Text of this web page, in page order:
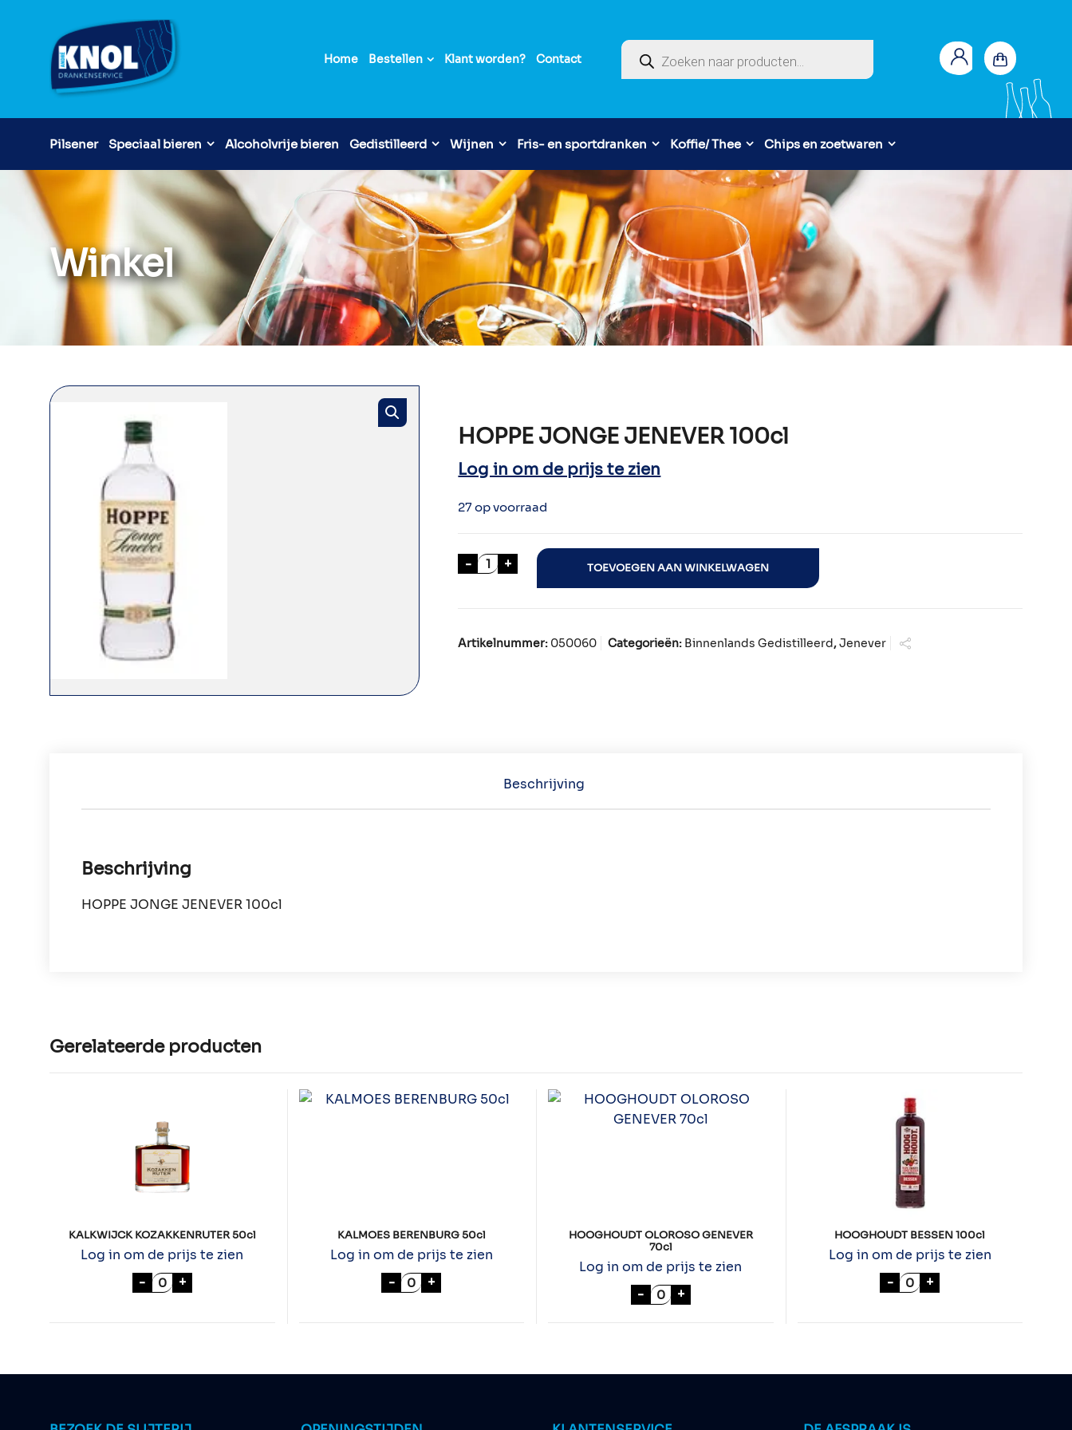
Home Bestellen Klant worden? Contact
Producten zoeken
Pilsener Speciaal bieren Alcoholvrije bieren Gedistilleerd Wijnen Fris- en sportdranken Koffie/ Thee Chips en zoetwaren
Winkel
HOPPE JONGE JENEVER 100cl
Log in om de prijs te zien
27 op voorraad
- HOPPE JONGE JENEVER 100cl aantal
+ TOEVOEGEN AAN WINKELWAGEN
Artikelnummer: 050060 Categorieën: Binnenlands Gedistilleerd,Jenever
Beschrijving
Beschrijving
HOPPE JONGE JENEVER 100cl
Gerelateerde producten
KALKWIJCK KOZAKKENRUTER 50cl
Log in om de prijs te zien
- KALKWIJCK KOZAKKENRUTER 50cl aantal
+
KALMOES BERENBURG 50cl
Log in om de prijs te zien
- KALMOES BERENBURG 50cl aantal
+
HOOGHOUDT OLOROSO GENEVER
70cl
Log in om de prijs te zien
- HOOGHOUDT OLOROSO GENEVER 70cl aantal
+
HOOGHOUDT BESSEN 100cl
Log in om de prijs te zien
- HOOGHOUDT BESSEN
+